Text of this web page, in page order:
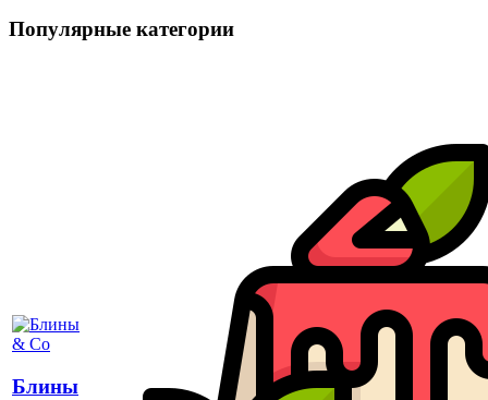
Популярные категории
Блины